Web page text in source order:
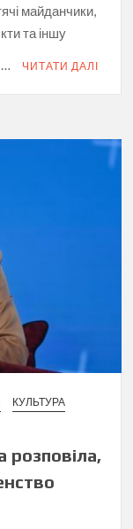
майданчики,
та іншу
…
ЧИТАТИ ДАЛІ
КУЛЬТУРА
розповіла,